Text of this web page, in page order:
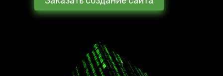
2016 год начало работы
стильных сайтов
наши клиенты уже в 17
городах